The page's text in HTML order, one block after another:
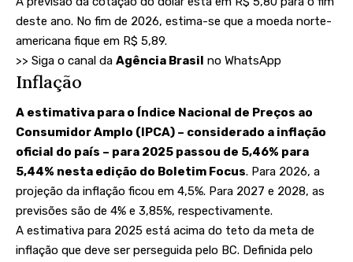
deste ano. No fim de 2026, estima-se que a moeda norte-
americana fique em R$ 5,89.
>> Siga o canal da Agência Brasil no WhatsApp
Inflação
A estimativa para o Índice Nacional de Preços ao
Consumidor Amplo (IPCA) – considerado a inflação
oficial do país – para 2025 passou de 5,46% para
5,44% nesta edição do Boletim Focus. Para 2026, a
projeção da inflação ficou em 4,5%. Para 2027 e 2028, as
previsões são de 4% e 3,85%, respectivamente.
A estimativa para 2025 está acima do teto da meta de
inflação que deve ser perseguida pelo BC. Definida pelo